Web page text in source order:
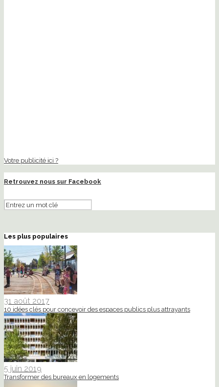
Votre publicité ici ?
Retrouvez nous sur Facebook
Les plus populaires
31 août 2017
10 idées clés pour concevoir des espaces publics plus attrayants
5 juin 2019
Transformer des bureaux en logements